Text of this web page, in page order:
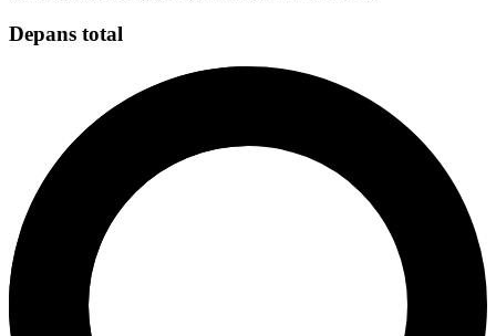
Depans total